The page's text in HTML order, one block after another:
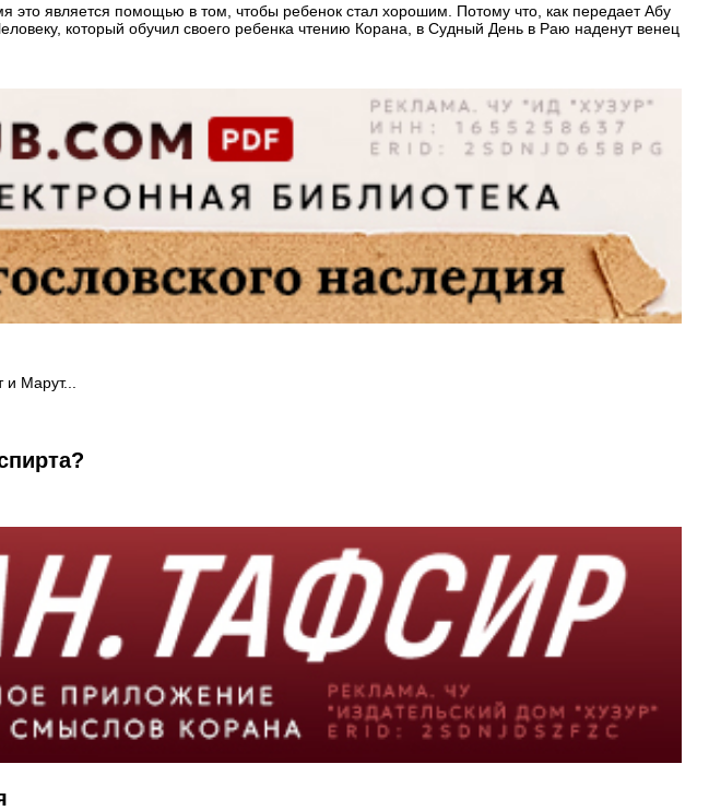
это является помощью в том, чтобы ребенок стал хорошим. Потому что, как передает Абу
который обучил своего ребенка чтению Корана, в Судный День в Раю наденут венец
и Марут...